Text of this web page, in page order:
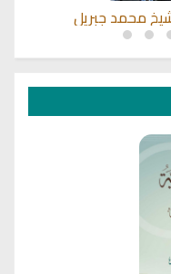
محمد جبريل